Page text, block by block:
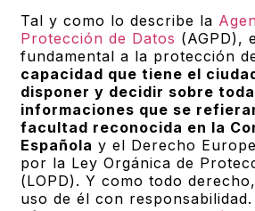
Tal y como lo describe la
Protección de Datos (AGPD),
fundamental a la protección
capacidad que tiene el
disponer y decidir sobre
informaciones que se
facultad reconocida en la
Española y el Derecho
por la Ley Orgánica de
(LOPD). Y como todo
uso de él con responsabilidad.